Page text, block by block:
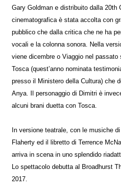
Gary Goldman e distribuito dalla 20th
cinematografica è stata accolta con
pubblico che dalla critica che ne ha
vocali e la colonna sonora. Nella
viene dicembre o Viaggio nel
Tosca (quest’anno nominata
presso il Ministero della Cultura) che
Anya. Il personaggio di Dimitri è
alcuni brani duetta con Tosca.
In versione teatrale, con le musiche
Flaherty ed il libretto di Terrence
arriva in scena in uno splendido
Lo spettacolo debutta al Broadhurst
2017.